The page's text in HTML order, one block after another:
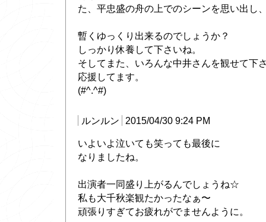
た、平忠盛の舟の上でのシーンを思い出し
暫くゆっくり出来るのでしょうか？
しっかり休養して下さいね。
そしてまた、いろんな中井さんを観せて下
応援してます。
(#^.^#)
ルンルン 2015/04/30 9:24 PM
いよいよ泣いても笑っても最後に
なりましたね。
出演者一同盛り上がるんでしょうね☆
私も大千秋楽観たかったなぁ〜
頑張りすぎてお疲れがでませんように。